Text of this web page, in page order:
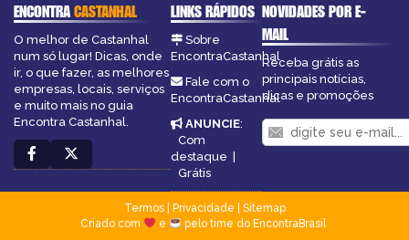
ENCONTRACASTANHAL
O melhor de Castanhal
num só lugar! Dicas, onde
ir, o que fazer, as melhores
empresas, locais, serviços
e muito mais no guia
Encontra Castanhal.
LINKS RÁPIDOS
Sobre
EncontraCastanhal
Fale com o
EncontraCastanhal
ANUNCIE:
Com
destaque
Grátis
NOVIDADES POR E-
MAIL
Receba grátis as
principais notícias,
dicas e promoções
Termos| Privacidade
Sitemap
Criado com
e pelo time do EncontraBrasil